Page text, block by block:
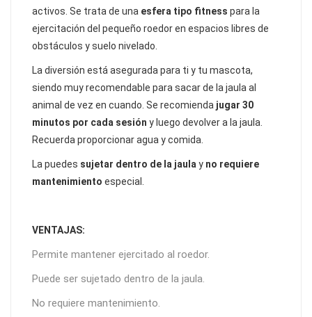
activos. Se trata de una esfera tipo fitness para la
ejercitación del pequeño roedor en espacios libres de
obstáculos y suelo nivelado.
La diversión está asegurada para ti y tu mascota,
siendo muy recomendable para sacar de la jaula al
animal de vez en cuando. Se recomienda jugar 30
minutos por cada sesión y luego devolver a la jaula.
Recuerda proporcionar agua y comida.
La puedes sujetar dentro de la jaula y no requiere
mantenimiento especial.
VENTAJAS:
Permite mantener ejercitado al roedor.
Puede ser sujetado dentro de la jaula.
No requiere mantenimiento.